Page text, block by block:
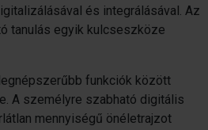
és integrálásával. Az
tanulás egyik kulcseszköze
funkciók között
A személyre szabható digitális
mennyiségű önéletrajzot